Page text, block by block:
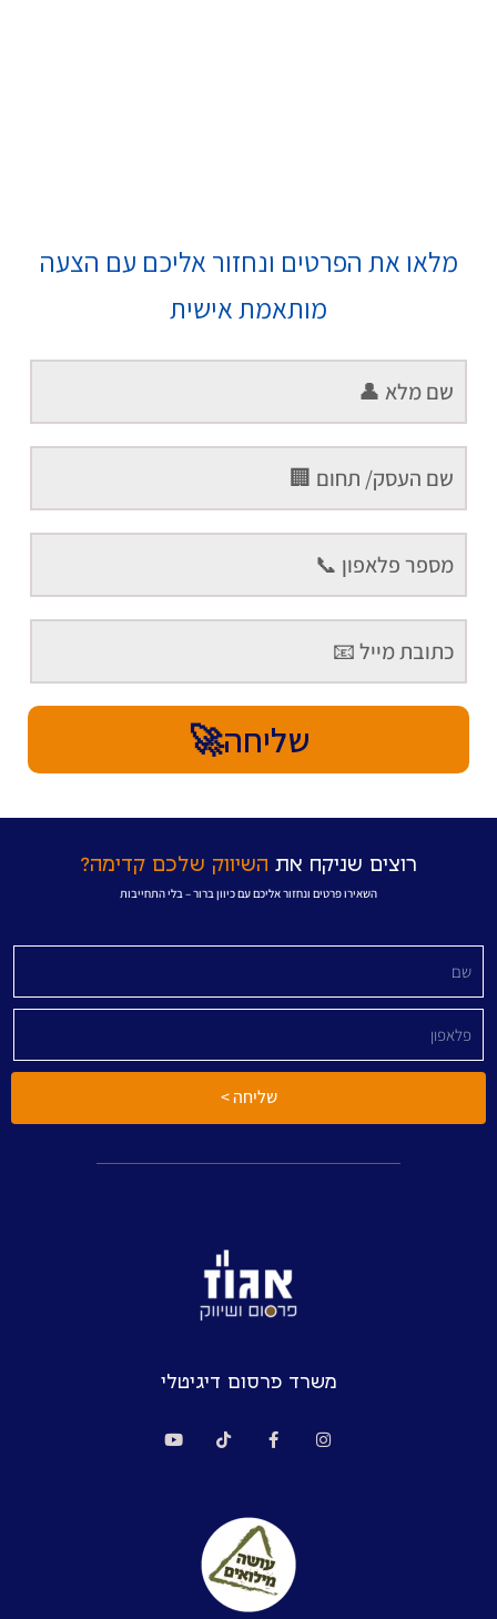
מלאו את הפרטים ונחזור אליכם עם הצעה
מותאמת אישית
שליחה🚀
רוצים שניקח את השיווק שלכם קדימה?
השאירו פרטים ונחזור אליכם עם כיוון ברור – בלי התחייבות
שליחה >
משרד פרסום דיגיטלי